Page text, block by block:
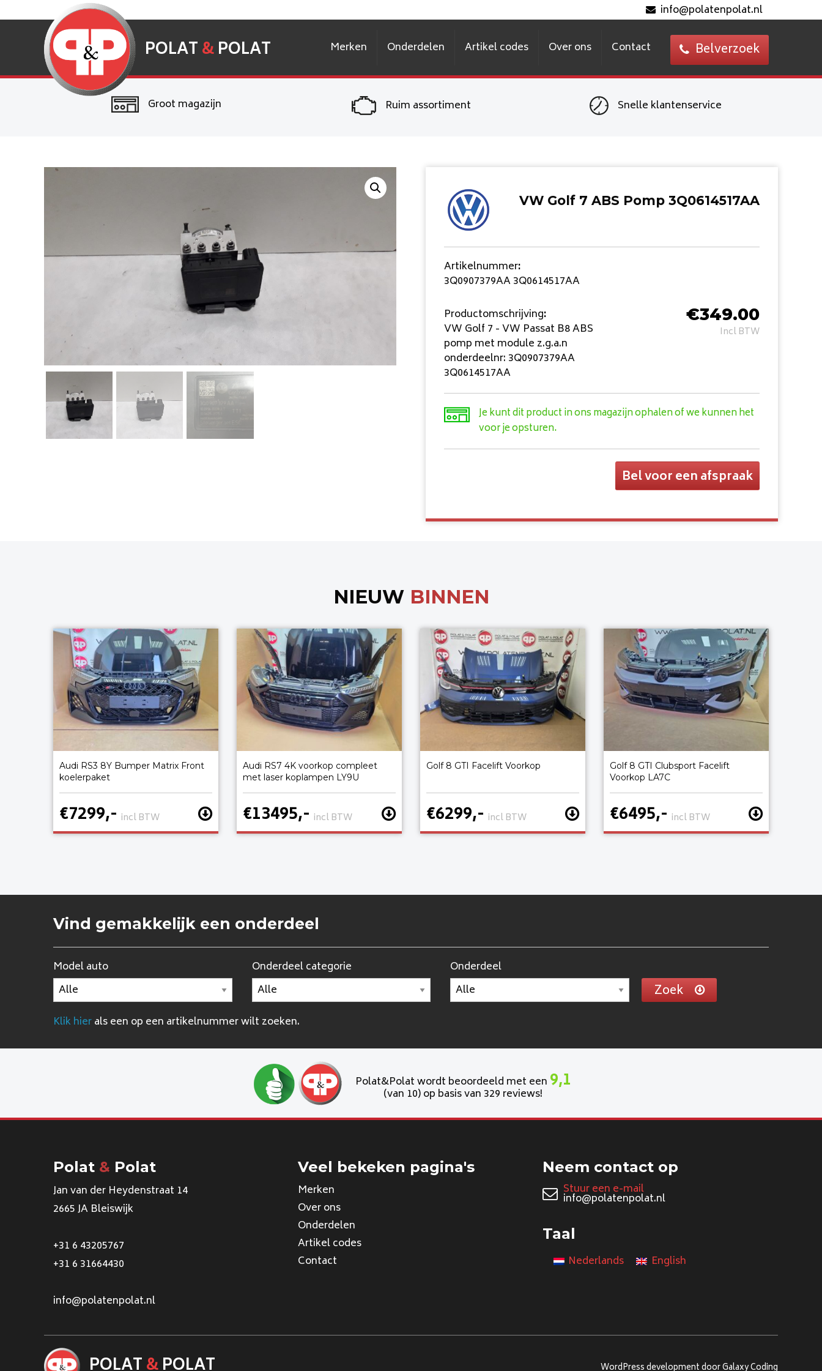
info@polatenpolat.nl
POLAT&POLAT Merken Onderdelen Artikel codes Over ons Contact Belverzoek
Groot magazijn Ruim assortiment Snelle klantenservice
VW Golf 7 ABS Pomp 3Q0614517AA
Artikelnummer:
3Q0907379AA 3Q0614517AA
Productomschrijving:
VW Golf 7 - VW Passat B8 ABS
pomp met module z.g.a.n
onderdeelnr: 3Q0907379AA
3Q0614517AA
€349.00
Incl BTW
Je kunt dit product in ons magazijn ophalen of we kunnen het
voor je opsturen.
Bel voor een afspraak
NIEUW BINNEN
Audi RS3 8Y Bumper Matrix Front
koelerpaket
€7299,- incl BTW
Audi RS7 4K voorkop compleet
met laser koplampen LY9U
€13495,- incl BTW
Golf 8 GTI Facelift Voorkop
€6299,- incl BTW
Golf 8 GTI Clubsport Facelift
Voorkop LA7C
€6495,- incl BTW
Vind gemakkelijk een onderdeel
Model auto Onderdeel categorie Onderdeel
Zoek
Klik hierals een op een artikelnummer wilt zoeken.
Polat&Polat wordt beoordeeld met een 9,1
(van 10) op basis van 329 reviews!
Polat & Polat
Jan van der Heydenstraat 14
2665 JA Bleiswijk
+31 6 43205767
+31 6 31664430
info@polatenpolat.nl
Veel bekeken pagina's
Merken
Over ons
Onderdelen
Artikel codes
Contact
Neem contact op
Stuur een e-mail
info@polatenpolat.nl
Taal
Nederlands English